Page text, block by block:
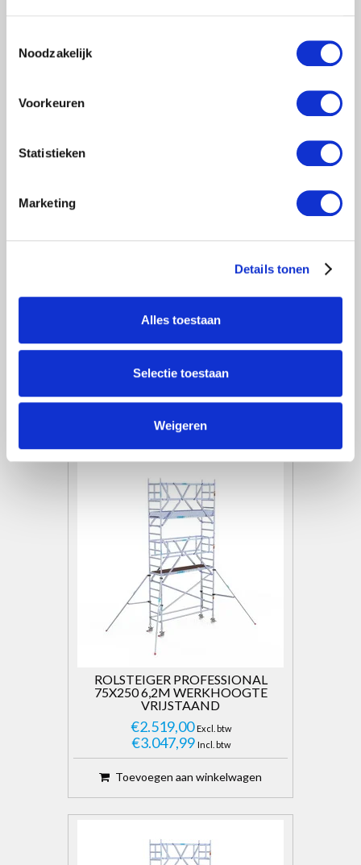
Noodzakelijk
Voorkeuren
Statistieken
Marketing
Details tonen
Alles toestaan
Selectie toestaan
Weigeren
ROLSTEIGER PROFESSIONAL
VRIJSTAAND
€2.399,00 Excl. btw
€2.902,79
Toevoegen aan winkelwagen
ROLSTEIGER PROFESSIONAL
75X250 6,2M WERKHOOGTE
VRIJSTAAND
€2.519,00 Excl. btw
€3.047,99 Incl. btw
Toevoegen aan winkelwagen